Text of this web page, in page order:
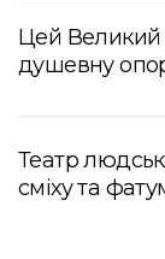
Цей Великий
душевну
Театр
сміху та